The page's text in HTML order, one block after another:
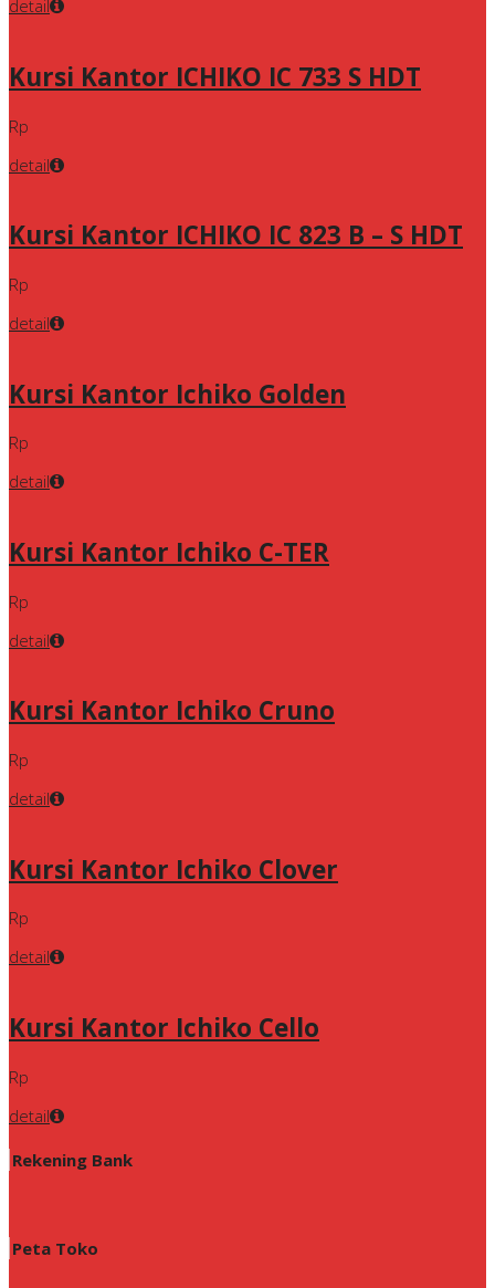
detail
Kursi Kantor ICHIKO IC 733 S HDT
Rp
detail
Kursi Kantor ICHIKO IC 823 B – S HDT
Rp
detail
Kursi Kantor Ichiko Golden
Rp
detail
Kursi Kantor Ichiko C-TER
Rp
detail
Kursi Kantor Ichiko Cruno
Rp
detail
Kursi Kantor Ichiko Clover
Rp
detail
Kursi Kantor Ichiko Cello
Rp
detail
Rekening Bank
Peta Toko